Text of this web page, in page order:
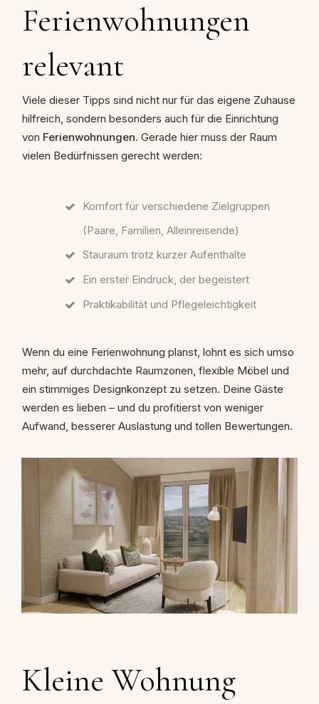
Ferienwohnungen
relevant
Viele dieser Tipps sind nicht nur für das eigene Zuhause
hilfreich, sondern besonders auch für die Einrichtung
von Ferienwohnungen. Gerade hier muss der Raum
vielen Bedürfnissen gerecht werden:
Komfort für verschiedene Zielgruppen
(Paare, Familien, Alleinreisende)
Stauraum trotz kurzer Aufenthalte
Ein erster Eindruck, der begeistert
Praktikabilität und Pflegeleichtigkeit
Wenn du eine Ferienwohnung planst, lohnt es sich umso
mehr, auf durchdachte Raumzonen, flexible Möbel und
ein stimmiges Designkonzept zu setzen. Deine Gäste
werden es lieben – und du profitierst von weniger
Aufwand, besserer Auslastung und tollen Bewertungen.
Kleine Wohnung